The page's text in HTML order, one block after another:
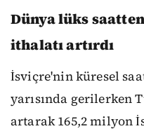
Dünya lüks
ithalatı artırdı
İsviçre'nin küresel
yarısında gerilerken
artarak 165,2 milyon